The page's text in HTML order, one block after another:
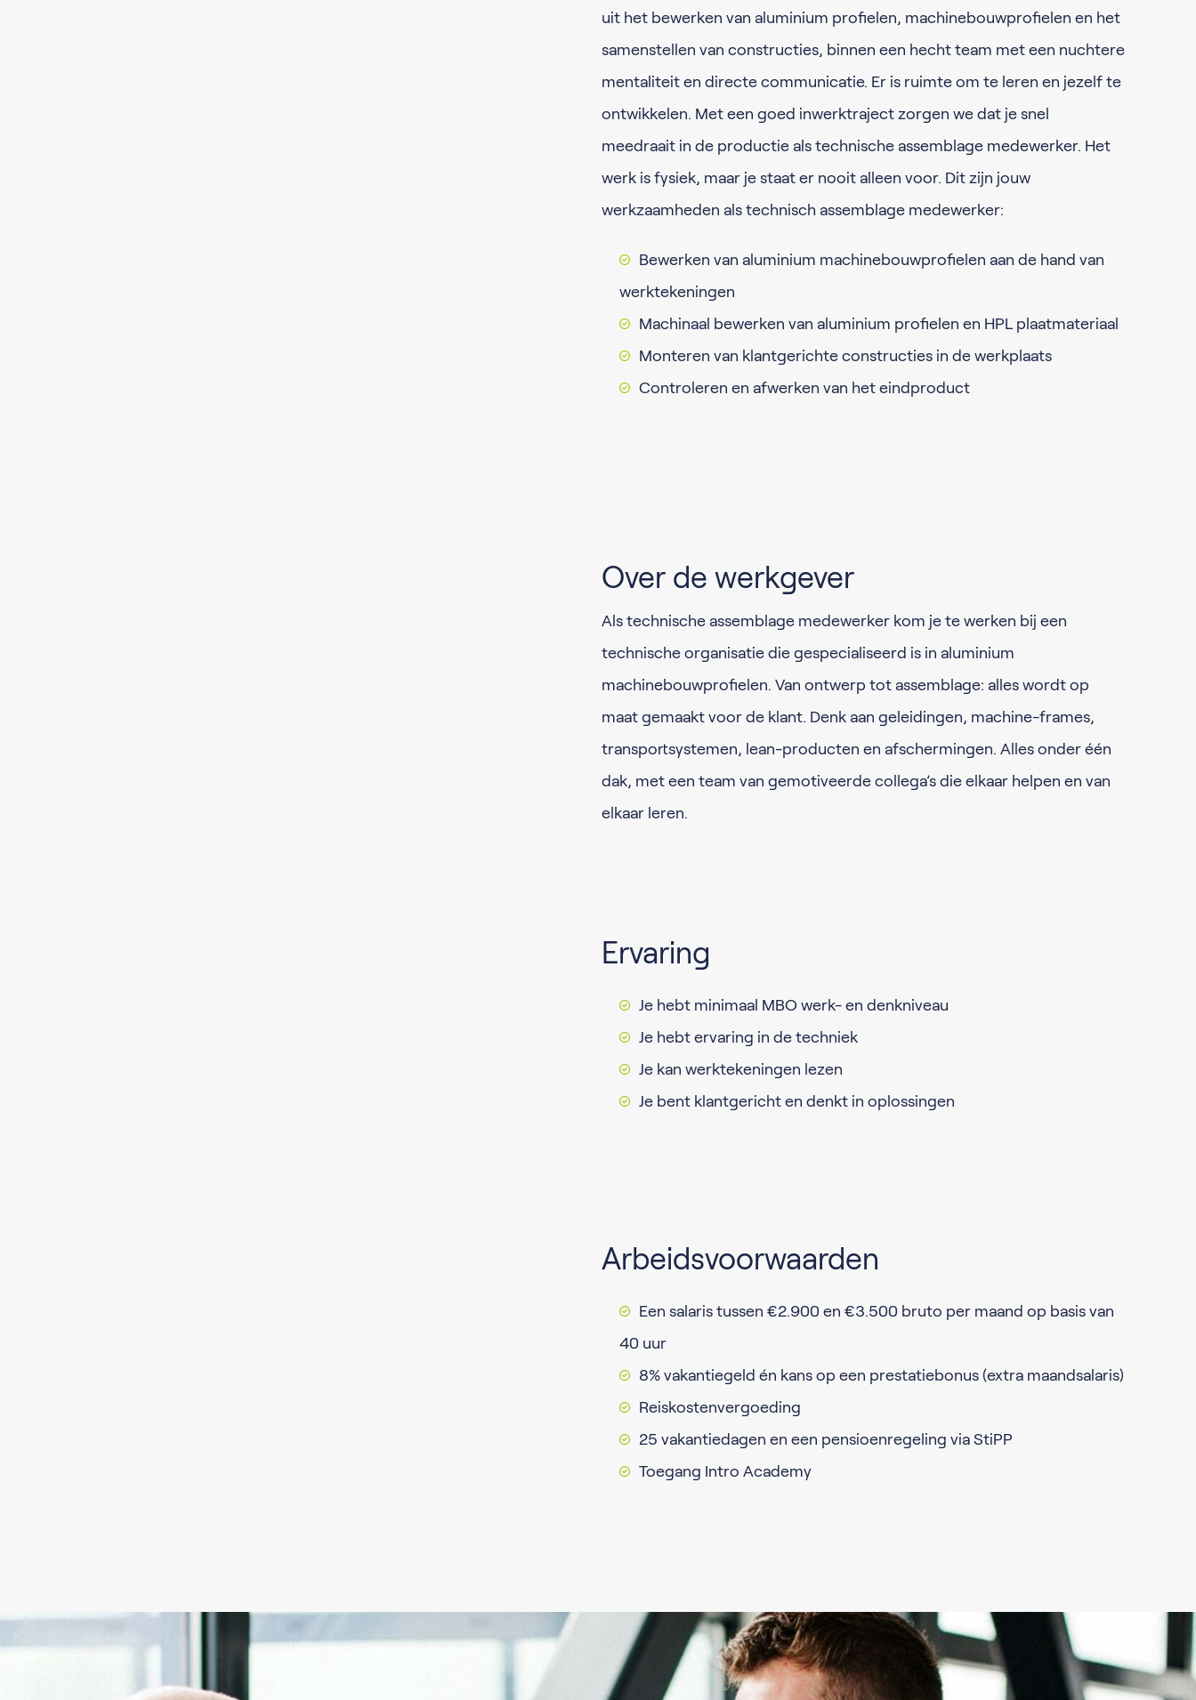
uit het bewerken van aluminium profielen, machinebouwprofielen en het
samenstellen van constructies, binnen een hecht team met een nuchtere
mentaliteit en directe communicatie. Er is ruimte om te leren en jezelf te
ontwikkelen. Met een goed inwerktraject zorgen we dat je snel
meedraait in de productie als technische assemblage medewerker. Het
werk is fysiek, maar je staat er nooit alleen voor. Dit zijn jouw
werkzaamheden als technisch assemblage medewerker:
Bewerken van aluminium machinebouwprofielen aan de hand van
werktekeningen
Machinaal bewerken van aluminium profielen en HPL plaatmateriaal
Monteren van klantgerichte constructies in de werkplaats
Controleren en afwerken van het eindproduct
Over de werkgever
Als technische assemblage medewerker kom je te werken bij een
technische organisatie die gespecialiseerd is in aluminium
machinebouwprofielen. Van ontwerp tot assemblage: alles wordt op
maat gemaakt voor de klant. Denk aan geleidingen, machine-frames,
transportsystemen, lean-producten en afschermingen. Alles onder één
dak, met een team van gemotiveerde collega’s die elkaar helpen en van
elkaar leren.
Ervaring
Je hebt minimaal MBO werk- en denkniveau
Je hebt ervaring in de techniek
Je kan werktekeningen lezen
Je bent klantgericht en denkt in oplossingen
Arbeidsvoorwaarden
Een salaris tussen €2.900 en €3.500 bruto per maand op basis van
40 uur
8% vakantiegeld én kans op een prestatiebonus (extra maandsalaris)
Reiskostenvergoeding
25 vakantiedagen en een pensioenregeling via StiPP
Toegang Intro Academy